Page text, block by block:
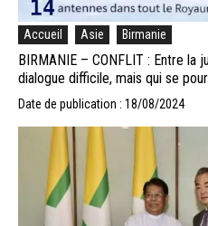
Accueil Asie Birmanie
BIRMANIE – CONFLIT : Entre la
dialogue difficile, mais qui se
Date de publication : 18/08/2024